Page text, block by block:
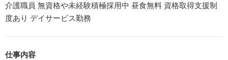
介護職員 無資格や未経験積極採用中 昼食無料 資格取得支援制
度あり デイサービス勤務
仕事内容